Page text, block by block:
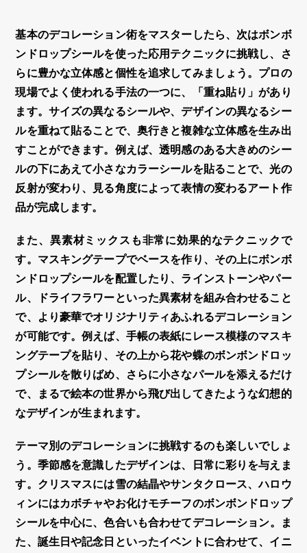
基本のデコレーション術をマスターしたら、次はボンボ
ンドロップシールを使った応用テクニックに挑戦し、さ
らに豊かな立体感と個性を追求してみましょう。プロの
現場でよく使われる手法の一つに、「重ね貼り」があり
ます。サイズの異なるシールや、デザインの異なるシー
ルを重ねて貼ることで、奥行きと複雑な立体感を生み出
すことができます。例えば、透明感のある大きめのシー
ルの下にあえて小さなカラーシールを貼ることで、光の
反射が変わり、見る角度によって表情の変わるアート作
品が完成します。
また、異素材ミックスも非常に効果的なテクニックで
す。マスキングテープでベースを作り、その上にボンボ
ンドロップシールを配置したり、ラインストーンやパー
ル、ドライフラワーといった異素材を組み合わせること
で、より豪華でオリジナリティあふれるデコレーション
が可能です。例えば、手帳の表紙にレース模様のマスキ
ングテープを貼り、その上から花や蝶のボンボンドロッ
プシールを散りばめ、さらに小さなパールを添えるだけ
で、まるで絵本の世界から飛び出してきたような幻想的
なデザインが生まれます。
テーマ別のデコレーションに挑戦するのも楽しいでしょ
う。季節感を意識したデザインは、日常に彩りを与えま
す。クリスマスには雪の結晶やサンタクロース、ハロウ
ィンにはカボチャやお化けモチーフのボンボンドロップ
シールを中心に、色合いも合わせてデコレーション。ま
た、誕生日や記念日といったイベントに合わせて、イニ